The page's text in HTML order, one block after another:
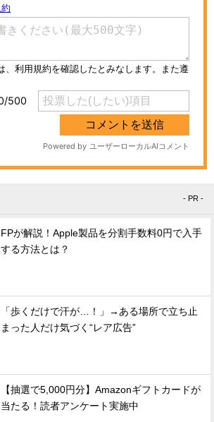
- PR -
FPが解説！Apple製品を分割手数料0円で入手
する方法とは？
「歩くだけで汗が…！」→ある場所で立ち止
まった人だけ気づく“レア広告”
【抽選で5,000円分】Amazonギフトカードが
当たる！読者アンケート実施中